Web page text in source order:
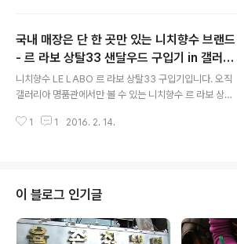
화점 잠실 매장. 이스뜨와 드 파퓸 Histoires de Parfum
s 의 시그니처 시향 깔때기 옆으로 전에 없던 강렬한 빨강
깔때기가 등장했습니다. 이스뜨와 드 파퓸 공식홈페이지에
서 봤던 오페라의 디바들을 주제로 하는 OPERA의 역사
가 뿌리기에도 충분한 향수가 있는 다섯 가지. 파퓨머리52
국내 매장은 단 한 곳만 있는 니치향수 브랜드
- 르 라보 상탈33 샌달우드 구입기 in 갤러리
아 명품관
니치향수 LE LABO 르 라보 상탈33 구입기입니다. 오직
갤러리아 명품관에서만 볼 수 있는 니치향수 르 라보 상탈
드 르 라보 - 상탈33 우디계열 샌달우드 벼르고 별렀던 르
LABO. 니치향수 르 라보 향수 매장은 국내에 갤러리아 백
화점 명품관 WEST 단 한 곳에만 있어요. 희소성 돋는 브
랜드... 르 라보 국내 진출한 니치향수 다른 브랜드들은 최
소 2곳 이상의 매장(백화점 입점 및 단독 플래그십 매장 운
1 1 2016. 2. 14.
이 블로그 인기글